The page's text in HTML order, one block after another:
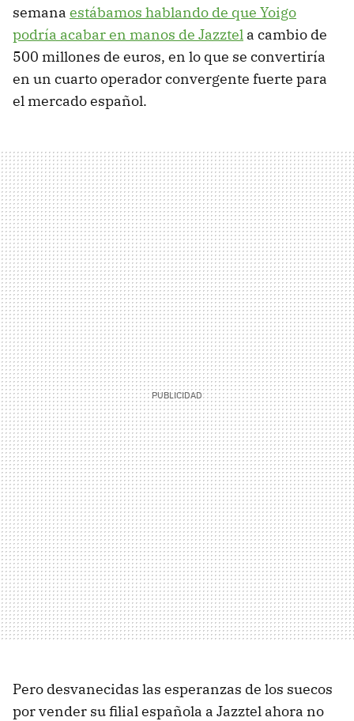
semana estábamos hablando de que Yoigo
podría acabar en manos de Jazztel a cambio de
500 millones de euros, en lo que se convertiría
en un cuarto operador convergente fuerte para
el mercado español.
Pero desvanecidas las esperanzas de los suecos
por vender su filial española a Jazztel ahora no